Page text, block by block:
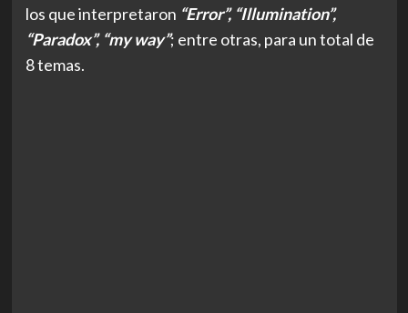
los que interpretaron “Error”, “Illumination”,
“Paradox”, “my way”; entre otras, para un total de
8 temas.